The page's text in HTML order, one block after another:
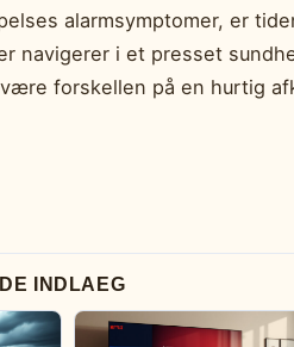
alarmsymptomer, er
navigerer i et presset
forskellen på en hurtig
INDLAEG